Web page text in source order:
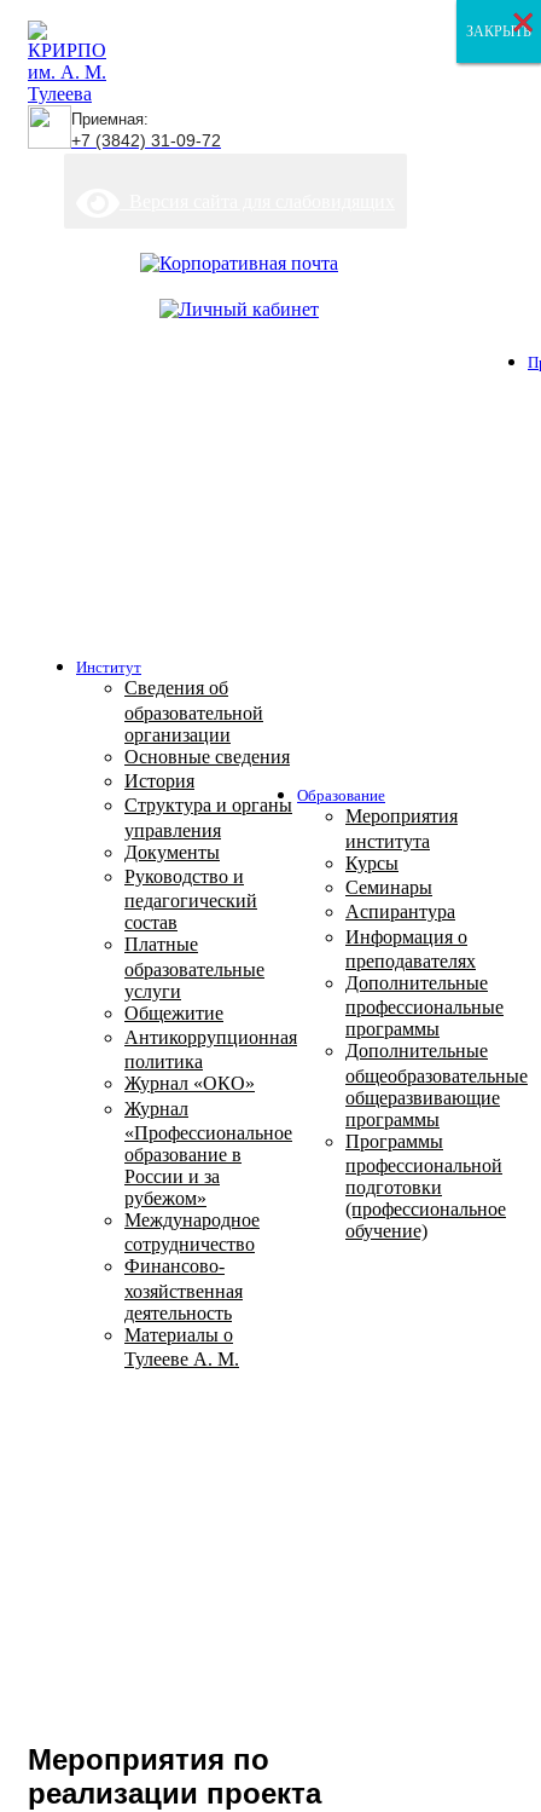
Приемная:
+7 (3842) 31-09-72
Институт
Сведения об
образовательной
организации
Основные сведения
История
Структура и органы
управления
Документы
Руководство и
педагогический
состав
Платные
образовательные
услуги
Общежитие
Антикоррупционная
политика
Журнал «ОКО»
Журнал
«Профессиональное
образование в
России и за
рубежом»
Международное
сотрудничество
Финансово-
хозяйственная
деятельность
Материалы о
Тулееве А. М.
Образование
Мероприятия
института
Курсы
Семинары
Аспирантура
Информация о
преподавателях
Дополнительные
профессиональные
программы
Дополнительные
общеобразовательные
общеразвивающие
программы
Программы
профессиональной
подготовки
(профессиональное
обучение)
Мероприятия по
реализации проекта
ЗАКРЫТЬ
ЗАКРЫТЬ
ЗАКРЫТЬ
×
×
×